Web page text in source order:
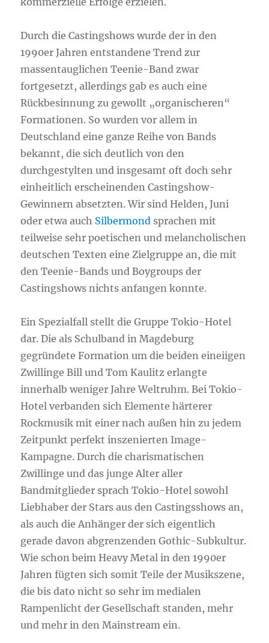
Durch die Castingshows wurde der in den
1990er Jahren entstandene Trend zur
massentauglichen Teenie-Band zwar
fortgesetzt, allerdings gab es auch eine
Rückbesinnung zu gewollt „organischeren“
Formationen. So wurden vor allem in
Deutschland eine ganze Reihe von Bands
bekannt, die sich deutlich von den
durchgestylten und insgesamt oft doch sehr
einheitlich erscheinenden Castingshow-
Gewinnern absetzten. Wir sind Helden, Juni
oder etwa auch Silbermond sprachen mit
teilweise sehr poetischen und melancholischen
deutschen Texten eine Zielgruppe an, die mit
den Teenie-Bands und Boygroups der
Castingshows nichts anfangen konnte.
Ein Spezialfall stellt die Gruppe Tokio-Hotel
dar. Die als Schulband in Magdeburg
gegründete Formation um die beiden eineiigen
Zwillinge Bill und Tom Kaulitz erlangte
innerhalb weniger Jahre Weltruhm. Bei Tokio-
Hotel verbanden sich Elemente härterer
Rockmusik mit einer nach außen hin zu jedem
Zeitpunkt perfekt inszenierten Image-
Kampagne. Durch die charismatischen
Zwillinge und das junge Alter aller
Bandmitglieder sprach Tokio-Hotel sowohl
Liebhaber der Stars aus den Castingsshows an,
als auch die Anhänger der sich eigentlich
gerade davon abgrenzenden Gothic-Subkultur.
Wie schon beim Heavy Metal in den 1990er
Jahren fügten sich somit Teile der Musikszene,
die bis dato nicht so sehr im medialen
Rampenlicht der Gesellschaft standen, mehr
und mehr in den Mainstream ein.